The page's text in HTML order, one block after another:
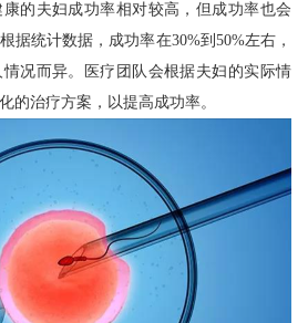
的夫妇成功率相对较高，但成功率也会
据统计数据，成功率在30%到50%左右，
况而异。医疗团队会根据夫妇的实际情
的治疗方案，以提高成功率。